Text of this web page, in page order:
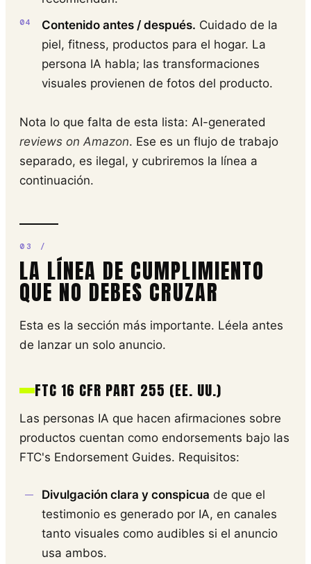
Contenido antes / después. Cuidado de la
piel, fitness, productos para el hogar. La
persona IA habla; las transformaciones
visuales provienen de fotos del producto.
Nota lo que falta de esta lista: AI-generated
reviews on Amazon. Ese es un flujo de trabajo
separado, es ilegal, y cubriremos la línea a
continuación.
LA LÍNEA DE CUMPLIMIENTO
QUE NO DEBES CRUZAR
Esta es la sección más importante. Léela antes
de lanzar un solo anuncio.
FTC 16 CFR PART 255 (EE. UU.)
Las personas IA que hacen afirmaciones sobre
productos cuentan como endorsements bajo las
FTC's Endorsement Guides. Requisitos:
Divulgación clara y conspicua de que el
testimonio es generado por IA, en canales
tanto visuales como audibles si el anuncio
usa ambos.